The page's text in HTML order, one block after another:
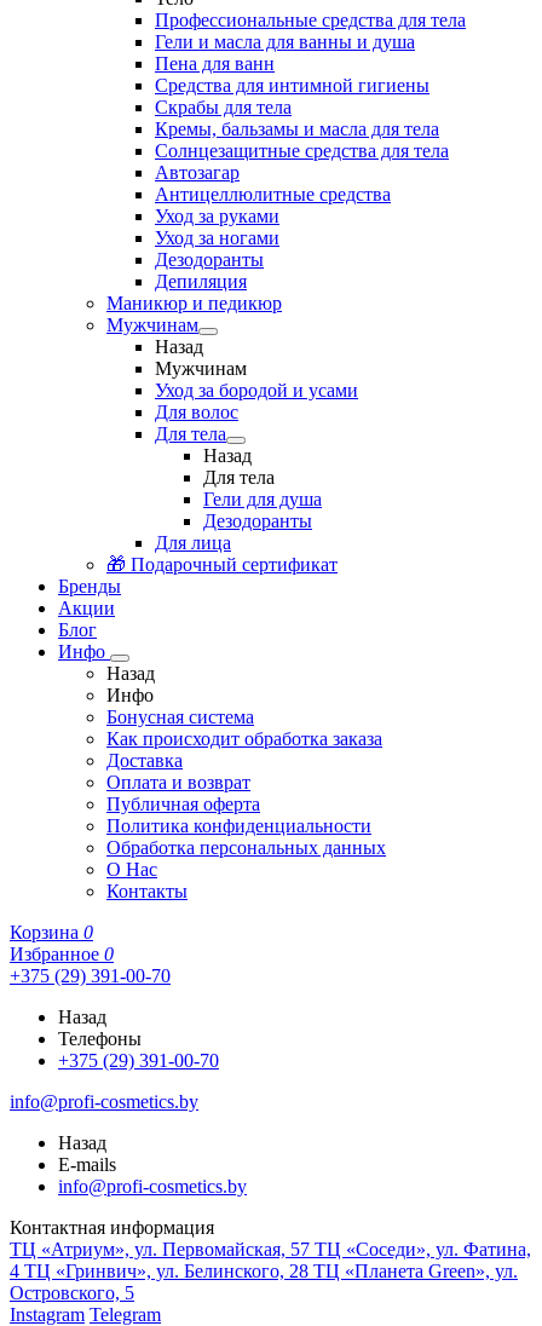
Профессиональные средства для тела
Гели и масла для ванны и душа
Пена для ванн
Средства для интимной гигиены
Скрабы для тела
Кремы, бальзамы и масла для тела
Солнцезащитные средства для тела
Автозагар
Антицеллюлитные средства
Уход за руками
Уход за ногами
Дезодоранты
Депиляция
Маникюр и педикюр
Мужчинам
Назад
Мужчинам
Уход за бородой и усами
Для волос
Для тела
Назад
Для тела
Гели для душа
Дезодоранты
Для лица
🎁 Подарочный сертификат
Бренды
Акции
Блог
Инфо
Назад
Инфо
Бонусная система
Как происходит обработка заказа
Доставка
Оплата и возврат
Публичная оферта
Политика конфиденциальности
Обработка персональных данных
О Нас
Контакты
Корзина 0
Избранное 0
+375 (29) 391-00-70
Назад
Телефоны
+375 (29) 391-00-70
info@profi-cosmetics.by
Назад
E-mails
info@profi-cosmetics.by
Контактная информация
ТЦ «Атриум», ул. Первомайская, 57 ТЦ «Соседи», ул. Фатина,
4 ТЦ «Гринвич», ул. Белинского, 28 ТЦ «Планета Green», ул.
Островского, 5
Instagram Telegram